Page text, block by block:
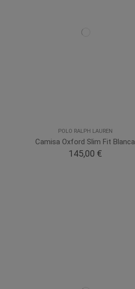
POLO RALPH LAUREN
Camisa Oxford Slim Fit Blanca
145,00 €